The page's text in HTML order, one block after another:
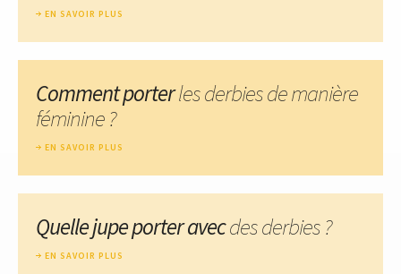
EN SAVOIR PLUS
Comment porterles derbies de manière
féminine ?
EN SAVOIR PLUS
Quelle jupe porter avecdes derbies ?
EN SAVOIR PLUS